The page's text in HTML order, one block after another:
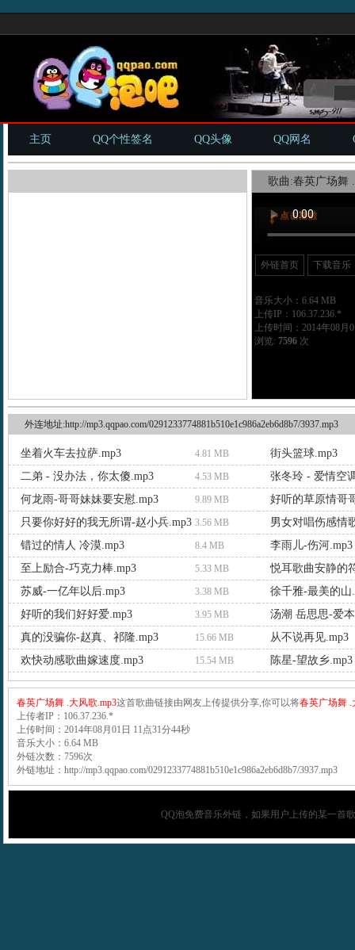
主页 QQ个性签名 QQ头像 QQ网名
歌曲:春英广场舞
外链首页 下载音乐
音乐大小：6.64 MB
上传IP：106.37.236.*
上传时间：2014年08月
浏览: 7596次
外连地址:http://mp3.qqpao.com/0291233774881b510e1c986a2eb6d8b7/3937.mp3
坐着火车去拉萨.mp3 4.81 MB
街头篮球.mp3
二弟 - 没办法，你太傻.mp3
4.53 MB
何龙雨-哥哥妹妹要安慰.mp3 9.89 MB
好听的草原情哥
只要你好好的我无所谓-赵小兵.mp3 3.56 MB
男女对唱伤感情
错过的情人 冷漠.mp3
8.4 MB
李雨儿-伤河.mp3
至上励合-巧克力棒.mp3
5.33 MB
悦耳歌曲安静的
苏威-一亿年以后.mp3
3.38 MB
徐千雅-最美的山
好听的我们好好爱.mp3
3.95 MB
汤潮 岳思思-爱
真的没骗你-赵真、祁隆.mp3
15.66 MB
从不说再见.mp3
欢快动感歌曲嫁速度.mp3
15.54 MB 陈星-望故乡.mp3
春英广场舞 .大风歌.mp3这首歌曲链接由网友上传提供分享,你可以将春英广场舞 .
上传者IP：106.37.236.*
上传时间：2014年08月01日 11点31分44秒
音乐大小：6.64 MB
外链次数：7596次
外链地址：http://mp3.qqpao.com/0291233774881b510e1c986a2eb6d8b7/3937.mp3
QQ泡免费音乐外链，如果用户上传的某一首